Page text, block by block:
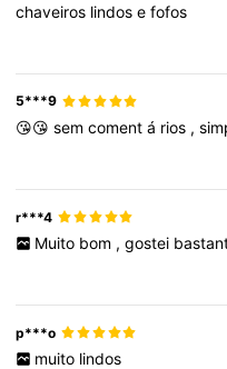
chaveiros lindosefofos
5***9
😘😘semcomentá rios ,
r***4
Muito bom , gostei
p***o
muito lindos